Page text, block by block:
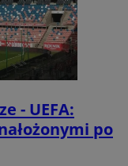
- UEFA:
po